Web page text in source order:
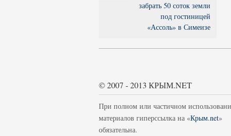
забрать 50 соток земли
под гостиницей
«Ассоль» в Симеизе
© 2007 - 2013 КРЫМ.NET
При полном или частичном
материалов гиперссылка на «Крым.net»
обязательна.